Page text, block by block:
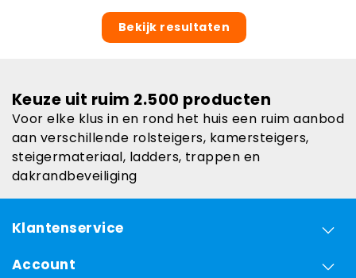
Bekijk resultaten
Keuze uit ruim 2.500 producten
Voor elke klus in en rond het huis een ruim aanbod
aan verschillende rolsteigers, kamersteigers,
steigermateriaal, ladders, trappen en
dakrandbeveiliging
Klantenservice
Account